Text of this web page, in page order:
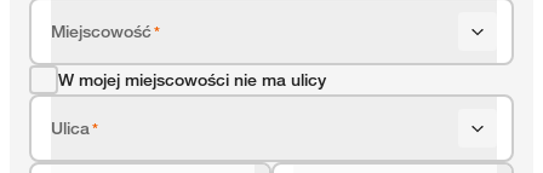
Miejscowość*
W mojej miejscowości nie ma ulicy
Ulica*